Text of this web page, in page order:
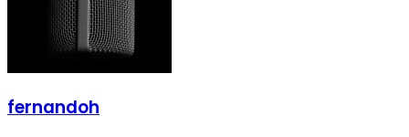
fernandoh